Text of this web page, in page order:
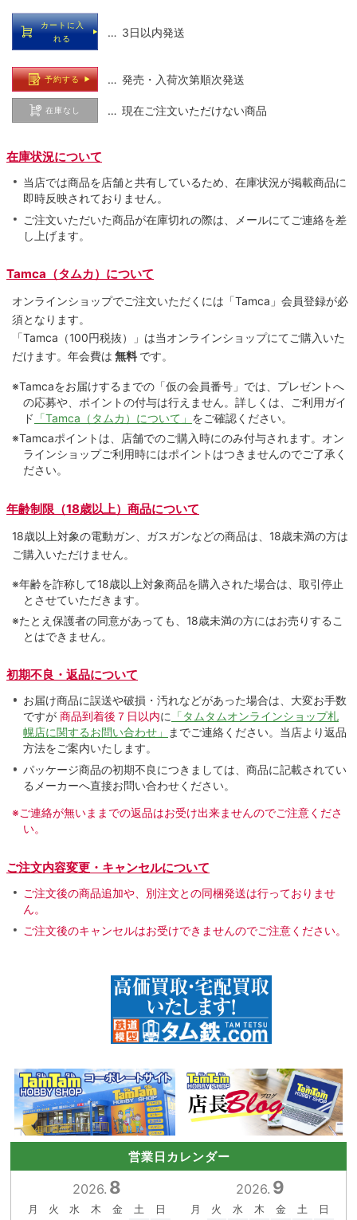
カートに入
れる
… 3日以内発送
予約する … 発売・入荷次第順次発送
在庫なし … 現在ご注文いただけない商品
在庫状況について
当店では商品を店舗と共有しているため、在庫状況が掲載商品に
即時反映されておりません。
ご注文いただいた商品が在庫切れの際は、メールにてご連絡を差
し上げます。
Tamca（タムカ）について
オンラインショップでご注⽂いただくには「Tamca」会員登録が必
須となります。
「Tamca （100円税抜）
」は当オンラインショップにてご購⼊いた
だけます。 年会費は 無料 です。
※Tamcaをお届けするまでの「仮の会員番号」では、プレゼントへ
の応募や、ポイントの付与は⾏えません。詳しくは、ご利⽤ガイ
ド 「Tamca（タムカ）について」 をご確認ください。
※Tamcaポイントは、店舗でのご購⼊時にのみ付与されます。オン
ラインショップご利用時にはポイントはつきませんのでご了承く
ださい。
年齢制限（18歳以上）商品について
18歳以上対象の電動ガン、ガスガンなどの商品は、18歳未満の方は
ご購入いただけません。
※年齢を詐称して18歳以上対象商品を購入された場合は、取引停止
とさせていただきます。
※たとえ保護者の同意があっても、18歳未満の方にはお売りするこ
とはできません。
初期不良・返品について
お届け商品に誤送や破損・汚れなどがあった場合は、大変お手数
ですが 商品到着後７日以内に 「タムタムオンラインショップ札
幌店に関するお問い合わせ」
までご連絡ください。当店より返品
方法をご案内いたします。
パッケージ商品の初期不良につきましては、商品に記載されてい
るメーカーへ直接お問い合わせください。
※ご連絡が無いままでの返品はお受け出来ませんのでご注意くださ
い。
ご注文内容変更・キャンセルについて
ご注文後の商品追加や、別注文との同梱発送は行っておりませ
ん。
ご注文後のキャンセルはお受けできませんのでご注意ください。
営業日カレンダー
2026. 8
月 火 水 木 金 土
日
2026. 9
月 火 水 木 金 土
日